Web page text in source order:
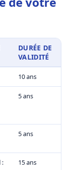
DURÉE DE
VALIDITÉ
10 ans
5 ans
5 ans
:
15 ans